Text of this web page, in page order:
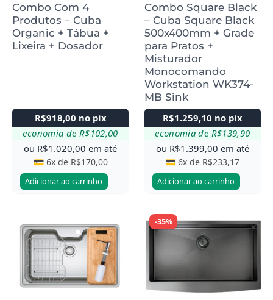
Combo Com 4
Produtos – Cuba
Organic + Tábua +
Lixeira + Dosador
R$918,00 no pix
economia de R$102,00
ou R$1.020,00 em até
💳 6x de R$170,00
Adicionar ao carrinho
Combo Square Black
– Cuba Square Black
500x400mm + Grade
para Pratos +
Misturador
Monocomando
Workstation WK374-
MB Sink
R$1.259,10 no pix
economia de R$139,90
ou R$1.399,00 em até
💳 6x de R$233,17
Adicionar ao carrinho
produto
tem
várias
variantes.
As
-35%